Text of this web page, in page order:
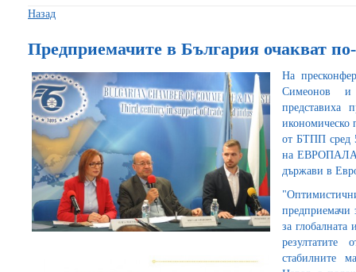
Назад
Предприемачите в България очакват по-
На
Симеонов и
представиха
икономическо
от БТПП сред
на
държави в
предприемачи
за
стабилните